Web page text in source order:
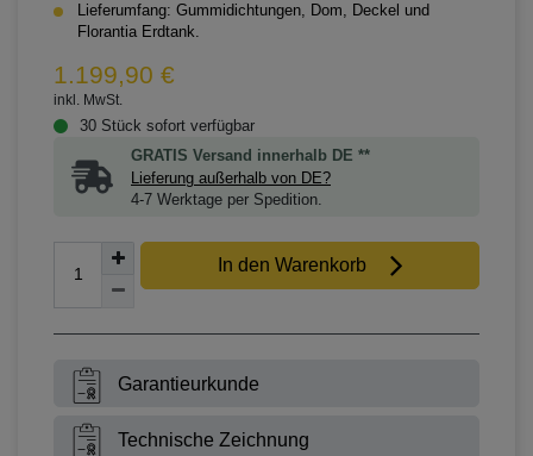
Lieferumfang: Gummidichtungen, Dom, Deckel und
Florantia Erdtank.
1.199,90 €
inkl. MwSt.
30 Stück sofort verfügbar
GRATIS Versand innerhalb DE **
Lieferung außerhalb von DE?
4-7 Werktage per Spedition.
In den Warenkorb
Garantieurkunde
Technische Zeichnung